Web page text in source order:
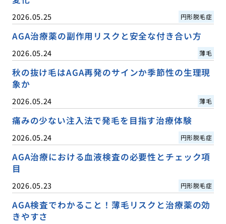
2026.05.25 円形脱毛症
AGA治療薬の副作用リスクと安全な付き合い方
2026.05.24 薄毛
秋の抜け毛はAGA再発のサインか季節性の生理現
象か
2026.05.24 薄毛
痛みの少ない注入法で発毛を目指す治療体験
2026.05.24 円形脱毛症
AGA治療における血液検査の必要性とチェック項
目
2026.05.23 円形脱毛症
AGA検査でわかること！薄毛リスクと治療薬の効
きやすさ